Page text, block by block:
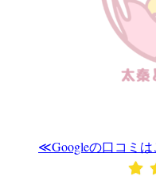
≪Googleの口コミ